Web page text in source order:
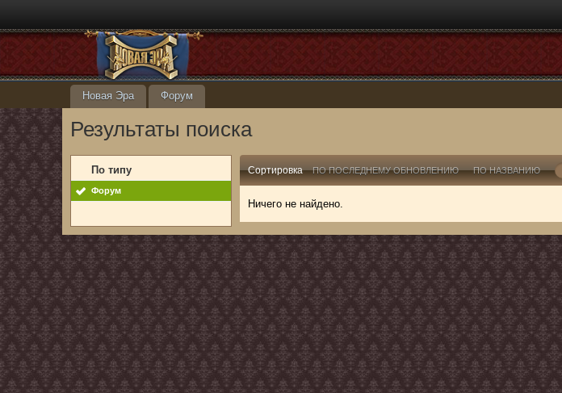
Новая Эра Форум
Результаты поиска
По типу
Форум
Сортировка ПО ПОСЛЕДНЕМУ ОБНОВЛЕНИЮ ПО НАЗВАНИЮ
Ничего не найдено.